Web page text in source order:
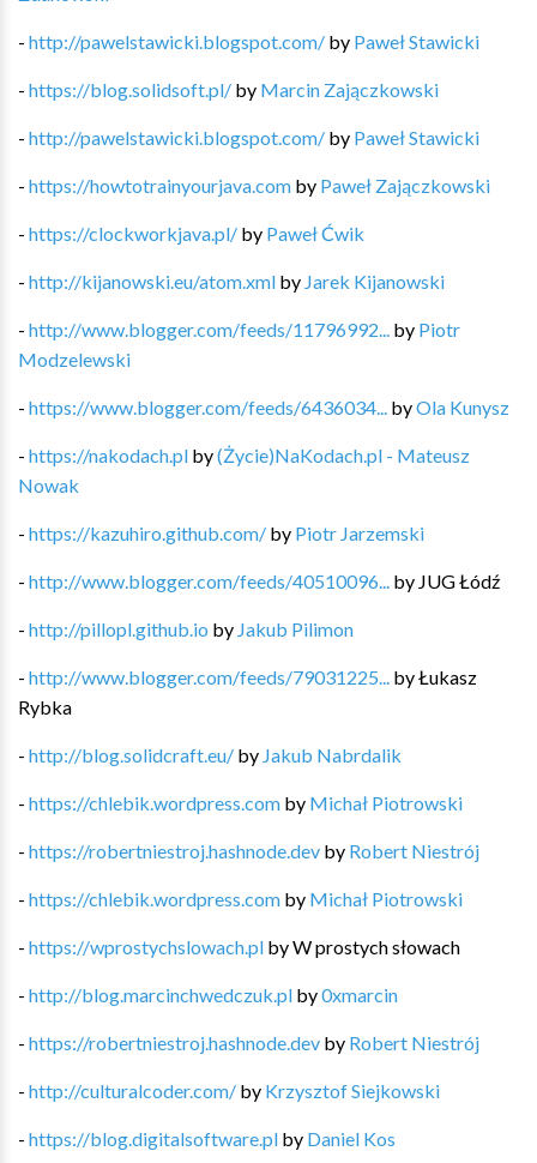
- http://pawelstawicki.blogspot.com/ by Paweł Stawicki
- https://blog.solidsoft.pl/ by Marcin Zajączkowski
- http://pawelstawicki.blogspot.com/ by Paweł Stawicki
- https://howtotrainyourjava.com by Paweł Zajączkowski
- https://clockworkjava.pl/ by Paweł Ćwik
- http://kijanowski.eu/atom.xml by Jarek Kijanowski
- http://www.blogger.com/feeds/11796992... by Piotr
Modzelewski
- https://www.blogger.com/feeds/6436034... byOla Kunysz
- https://nakodach.pl by(Życie)NaKodach.pl - Mateusz
Nowak
- https://kazuhiro.github.com/ by Piotr Jarzemski
- http://www.blogger.com/feeds/40510096... by JUG Łódź
- http://pillopl.github.io by Jakub Pilimon
- http://www.blogger.com/feeds/79031225... byŁukasz
Rybka
- http://blog.solidcraft.eu/ by Jakub Nabrdalik
- https://chlebik.wordpress.com by Michał Piotrowski
- https://robertniestroj.hashnode.dev by Robert Niestrój
- https://chlebik.wordpress.com by Michał Piotrowski
- https://wprostychslowach.pl byW prostych słowach
- http://blog.marcinchwedczuk.pl by0xmarcin
- https://robertniestroj.hashnode.dev by Robert Niestrój
- http://culturalcoder.com/ by Krzysztof Siejkowski
- https://blog.digitalsoftware.pl by Daniel Kos